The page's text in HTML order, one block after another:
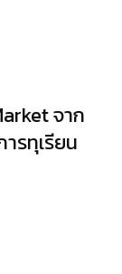
จาก
รทุเรียน